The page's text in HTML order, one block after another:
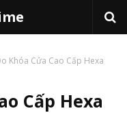
Khóa Cửa Cao Cấp Hexa
Cấp Hexa